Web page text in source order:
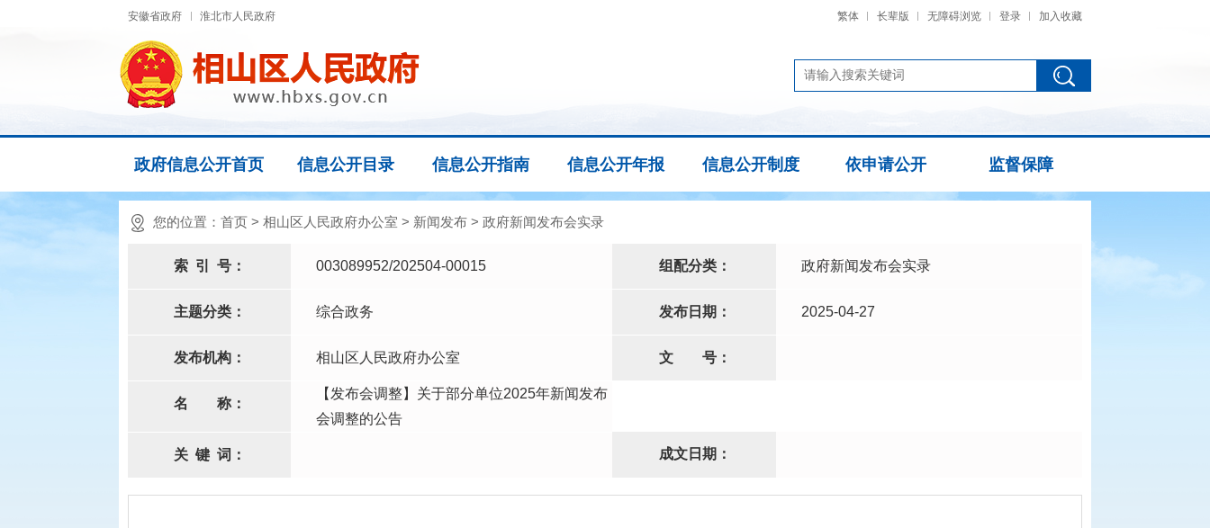
安徽省政府 淮北市人民政府 繁体 长辈版 无障碍浏览 登录 加入收藏
政府信息公开首页 信息公开目录 信息公开指南 信息公开年报 信息公开制度 依申请公开 监督保障
您的位置： 首页 > 相山区人民政府办公室 > 新闻发布 > 政府新闻发布会实录
索 引 号： 003089952/202504-00015 组配分类： 政府新闻发布会实录
主题分类： 综合政务 发布日期： 2025-04-27
发布机构： 相山区人民政府办公室 文 号：
名 称：
【发布会调整】关于部分单位2025年新闻发布
会调整的公告
关 键 词： 成文日期：